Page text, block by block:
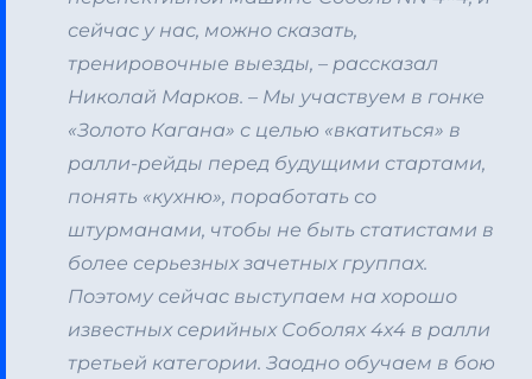
сейчас у нас, можно сказать,
тренировочные выезды, – рассказал
Николай Марков. – Мы участвуем в гонке
«Золото Кагана» с целью «вкатиться» в
ралли-рейды перед будущими стартами,
понять «кухню», поработать со
штурманами, чтобы не быть статистами в
более серьезных зачетных группах.
Поэтому сейчас выступаем на хорошо
известных серийных Соболях 4х4 в ралли
третьей категории. Заодно обучаем в бою